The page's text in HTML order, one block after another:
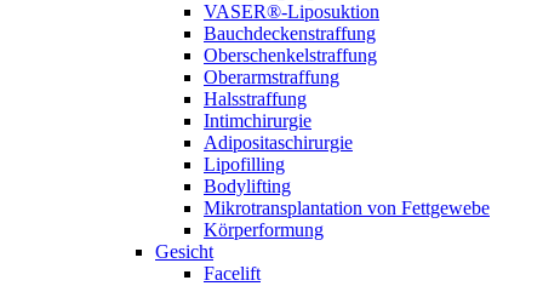
VASER®-Liposuktion
Bauchdeckenstraffung
Oberschenkelstraffung
Oberarmstraffung
Halsstraffung
Intimchirurgie
Adipositaschirurgie
Lipofilling
Bodylifting
Mikrotransplantation von Fettgewebe
Körperformung
Gesicht
Facelift